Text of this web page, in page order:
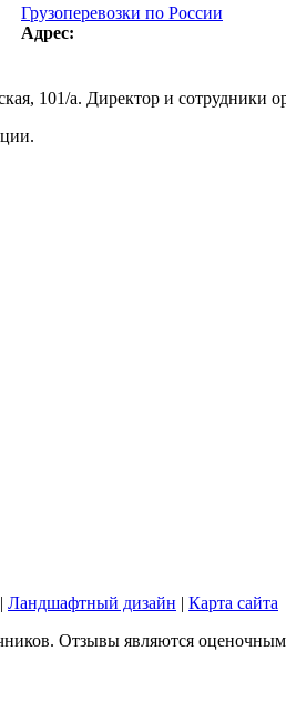
Грузоперевозки по России
Адрес:
101/а. Директор и сотрудники
| Ландшафтный дизайн | Карта сайта
Отзывы являются оценочным